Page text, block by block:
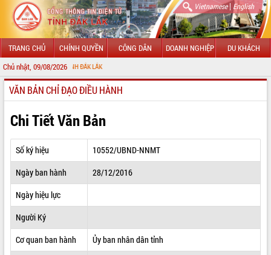
Vietnamese| English
TRANG CHỦ CHÍNH QUYỀN CÔNG DÂN DOANH NGHIỆP DU KHÁCH
Chủ nhật, 09/08/2026
GIỚI THIỆU
LÃNH ĐẠO UBND TỈNH
TIN TỨC SỰ KIỆN
SỞ, BAN, NGÀNH
THÔNG TIN CHỈ ĐẠO ĐIỀU HÀNH
HỆ THỐNG VĂN BẢN
VĂN BẢN CHỈ ĐẠO ĐIỀU HÀNH
Chi Tiết Văn Bản
Số ký hiệu
10552/UBND-NNMT
Ngày ban hành
28/12/2016
Ngày hiệu lực
Người Ký
Cơ quan ban hành
Ủy ban nhân dân tỉnh